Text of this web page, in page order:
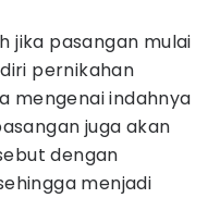
jika pasangan mulai
pernikahan
mengenai indahnya
juga akan
dengan
menjadi